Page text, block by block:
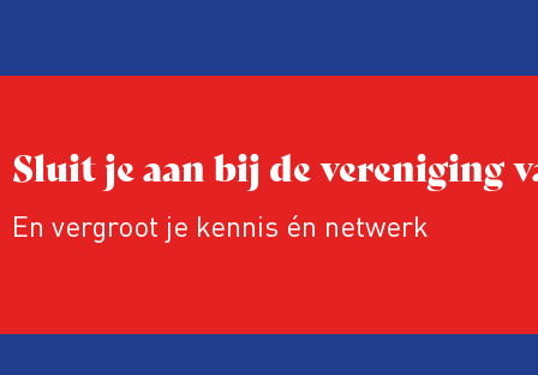
Ideaal voor betrokken bewoners,
belangenbehartigers!
Sluit je aan bij de vereniging
En vergroot je kennis én netwerk